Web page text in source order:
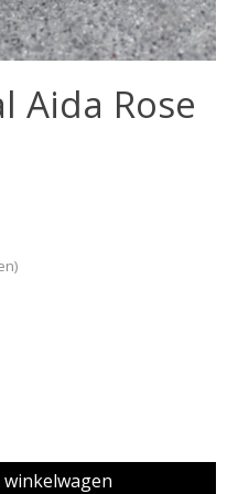
Aida Rose
is